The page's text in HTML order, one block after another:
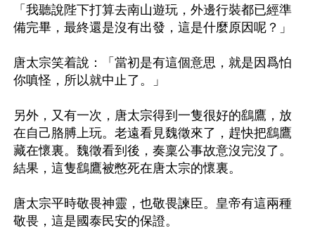
「我聽說陛下打算去南山遊玩，外邊行裝都已經準
備完畢，最終還是沒有出發，這是什麼原因呢？」
唐太宗笑着說：「當初是有這個意思，就是因爲怕
你嗔怪，所以就中止了。」
另外，又有一次，唐太宗得到一隻很好的鷂鷹，放
在自己胳膊上玩。老遠看見魏徵來了，趕快把鷂鷹
藏在懷裏。魏徵看到後，奏稟公事故意沒完沒了。
結果，這隻鷂鷹被憋死在唐太宗的懷裏。
唐太宗平時敬畏神靈，也敬畏諫臣。皇帝有這兩種
敬畏，這是國泰民安的保證。